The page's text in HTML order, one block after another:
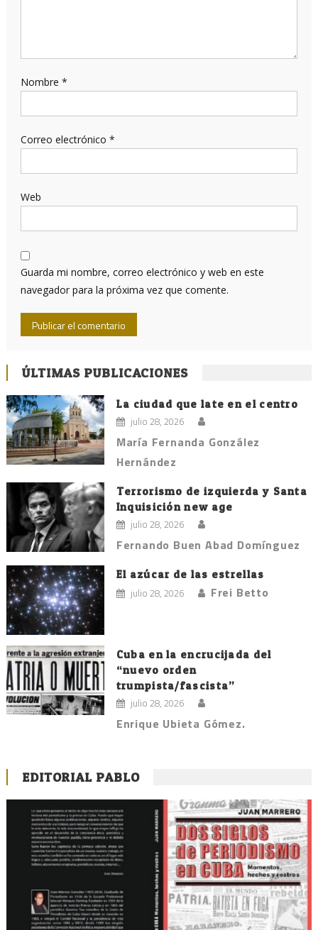
Nombre *
Correo electrónico *
Web
Guarda mi nombre, correo electrónico y web en este
navegador para la próxima vez que comente.
ÚLTIMAS PUBLICACIONES
La ciudad que late en el centro
julio 28, 2026
María Fernanda González
Hernández
Terrorismo de izquierda y Santa
Inquisición new age
julio 28, 2026
Fernando Buen Abad Domínguez
El azúcar de las estrellas
julio 28, 2026 Frei Betto
Cuba en la encrucijada del
“nuevo orden
trumpista/fascista”
julio 28, 2026
Enrique Ubieta Gómez.
EDITORIAL PABLO